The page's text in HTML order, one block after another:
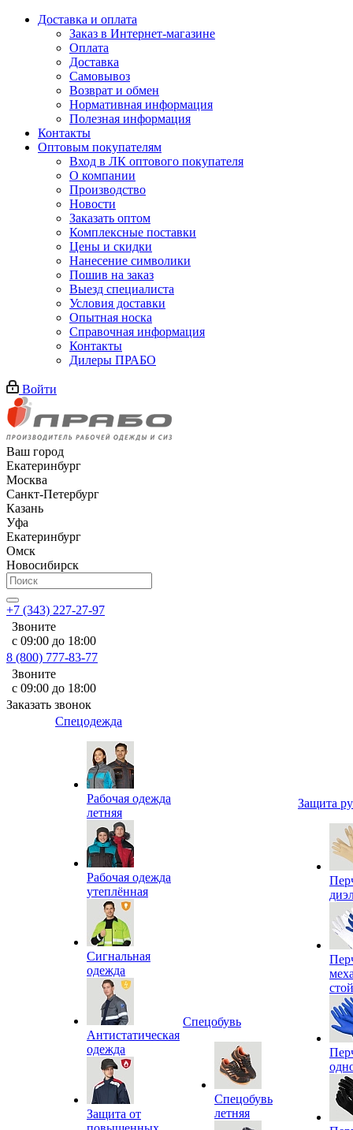
Доставка и оплата
Заказ в Интернет-магазине
Оплата
Доставка
Самовывоз
Возврат и обмен
Нормативная информация
Полезная информация
Контакты
Оптовым покупателям
Вход в ЛК оптового покупателя
О компании
Производство
Новости
Заказать оптом
Комплексные поставки
Цены и скидки
Нанесение символики
Пошив на заказ
Выезд специалиста
Условия доставки
Опытная носка
Справочная информация
Контакты
Дилеры ПРАБО
Войти
Ваш город
Екатеринбург
Москва
Санкт-Петербург
Казань
Уфа
Екатеринбург
Омск
Новосибирск
+7 (343) 227-27-97
Звоните
с 09:00 до 18:00
8 (800) 777-83-77
Звоните
с 09:00 до 18:00
Заказать звонок
Спецодежда
Рабочая одежда
летняя
Рабочая одежда
утеплённая
Сигнальная
одежда
Антистатическая
одежда
Защита от
Спецобувь
Спецобувь
летняя
Защита